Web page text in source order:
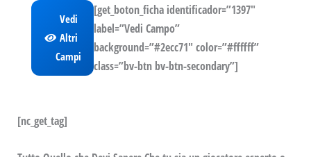
Vedi
Altri
Campi
[get_boton_ficha identificador=”1397″
label=”Vedi Campo”
background=”#2ecc71″ color=”#ffffff”
class=”bv-btn bv-btn-secondary”]
[nc_get_tag]